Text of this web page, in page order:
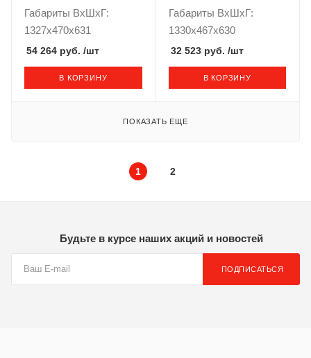
Габариты ВxШxГ:
1327x470x631
54 264 руб. /шт
В КОРЗИНУ
Габариты ВxШxГ:
1330x467x630
32 523 руб. /шт
В КОРЗИНУ
ПОКАЗАТЬ ЕЩЕ
1 2
Будьте в курсе наших акций и новостей
ПОДПИСАТЬСЯ